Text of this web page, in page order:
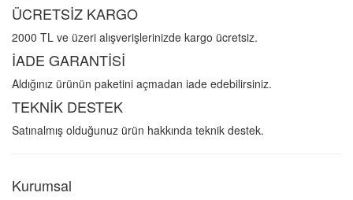
ÜCRETSİZ KARGO
2000 TL ve üzeri alışverişlerinizde kargo ücretsiz.
İADE GARANTİSİ
Aldığınız ürünün paketini açmadan iade edebilirsiniz.
TEKNİK DESTEK
Satınalmış olduğunuz ürün hakkında teknik destek.
Kurumsal